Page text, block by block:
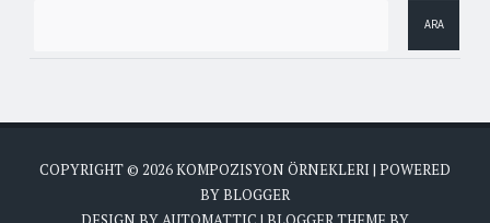
COPYRIGHT © 2026KOMPOZISYON ÖRNEKLERI | POWERED
BYBLOGGER